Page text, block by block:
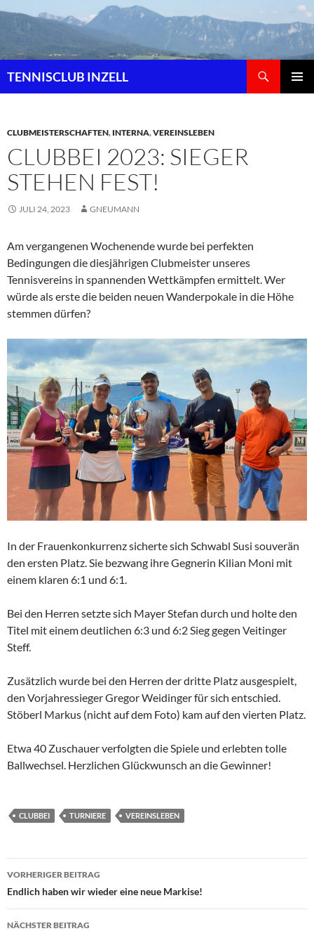
Zum
Inhalt
TENNISCLUB INZELL
CLUBMEISTERSCHAFTEN, INTERNA,VEREINSLEBEN
CLUBBEI 2023: SIEGER
STEHEN FEST!
JULI 24, 2023 GNEUMANN
Am vergangenen Wochenende wurde bei perfekten
Bedingungen die diesjährigen Clubmeister unseres
Tennisvereins in spannenden Wettkämpfen ermittelt. Wer
würde als erste die beiden neuen Wanderpokale in die Höhe
stemmen dürfen?
In der Frauenkonkurrenz sicherte sich Schwabl Susi souverän
den ersten Platz. Sie bezwang ihre Gegnerin Kilian Moni mit
einem klaren 6:1 und 6:1.
Bei den Herren setzte sich Mayer Stefan durch und holte den
Titel mit einem deutlichen 6:3 und 6:2 Sieg gegen Veitinger
Steff.
Zusätzlich wurde bei den Herren der dritte Platz ausgespielt,
den Vorjahressieger Gregor Weidinger für sich entschied.
Stöberl Markus (nicht auf dem Foto) kam auf den vierten Platz.
Etwa 40 Zuschauer verfolgten die Spiele und erlebten tolle
Ballwechsel. Herzlichen Glückwunsch an die Gewinner!
CLUBBEI TURNIERE VEREINSLEBEN
Beitragsnavigation
VORHERIGER BEITRAG
Endlich haben wir wieder eine neue Markise!
NÄCHSTER BEITRAG